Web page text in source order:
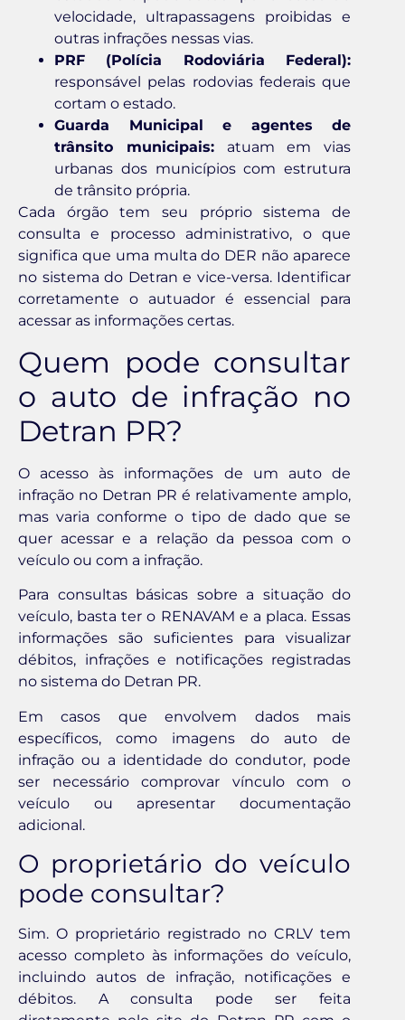
velocidade, ultrapassagens proibidas e
outras infrações nessas vias.
PRF (Polícia Rodoviária Federal):
responsável pelas rodovias federais que
cortam o estado.
Guarda Municipal e agentes de
trânsito municipais:atuam em vias
urbanas dos municípios com estrutura
de trânsito própria.
Cada órgão tem seu próprio sistema de
consulta e processo administrativo, o que
significa que uma multa do DER não aparece
no sistema do Detran e vice-versa. Identificar
corretamente o autuador é essencial para
acessar as informações certas.
Quem pode consultar
o auto de infração no
Detran PR?
O acesso às informações de um auto de
infração no Detran PR é relativamente amplo,
mas varia conforme o tipo de dado que se
quer acessar e a relação da pessoa com o
veículo ou com a infração.
Para consultas básicas sobre a situação do
veículo, basta ter o RENAVAM e a placa. Essas
informações são suficientes para visualizar
débitos, infrações e notificações registradas
no sistema do Detran PR.
Em casos que envolvem dados mais
específicos, como imagens do auto de
infração ou a identidade do condutor, pode
ser necessário comprovar vínculo com o
veículo ou apresentar documentação
adicional.
O proprietário do veículo
pode consultar?
Sim. O proprietário registrado no CRLV tem
acesso completo às informações do veículo,
incluindo autos de infração, notificações e
débitos. A consulta pode ser feita